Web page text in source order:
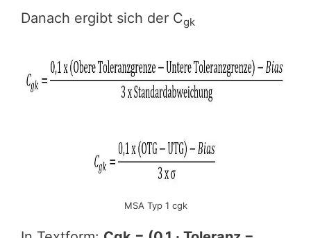
Danach ergibt sich der Cgk
MSA Typ 1 cgk